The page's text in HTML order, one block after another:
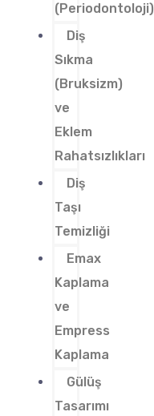
(Periodontoloji)
Diş
Sıkma
(Bruksizm)
ve
Eklem
Rahatsızlıkları
Diş
Taşı
Temizliği
Emax
Kaplama
ve
Empress
Kaplama
Gülüş
Tasarımı